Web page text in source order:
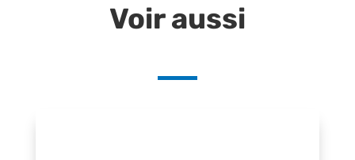
Voir aussi